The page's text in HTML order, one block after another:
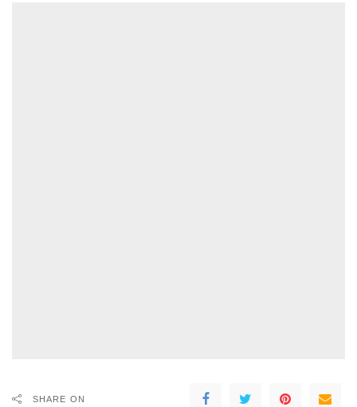
SHARE ON